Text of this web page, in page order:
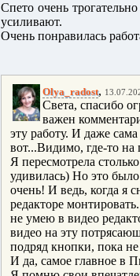
Спето очень
усиливают.
Очень понравилась
Olya_radost,
Света, спасибо
важен
эту работу. И даже
вот...Видимо, где-то на
Я пересмотрела
удивилась) Но это
очень! И ведь, когда я
редакторе
не умею в видео
видео на эту
подряд кнопки, пока
И да, самое главное в